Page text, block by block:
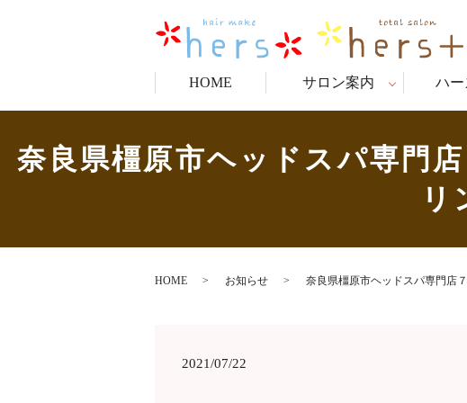
HOME サロン案内 ハー
奈良県橿原市ヘッドスパ専門
リ
HOME お知らせ 奈良県橿原市ヘッドスパ専門店
2021/07/22